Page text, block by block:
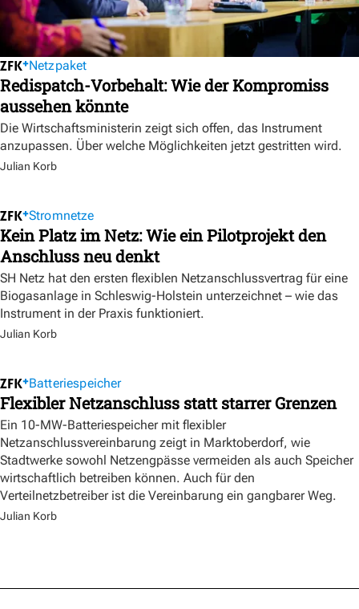
Netzpaket
Redispatch-Vorbehalt: Wie der Kompromiss
aussehen könnte
Die Wirtschaftsministerin zeigt sich offen, das Instrument
anzupassen. Über welche Möglichkeiten jetzt gestritten wird.
Julian Korb
Stromnetze
Kein Platz im Netz: Wie ein Pilotprojekt den
Anschluss neu denkt
SH Netz hat den ersten flexiblen Netzanschlussvertrag für eine
Biogasanlage in Schleswig-Holstein unterzeichnet – wie das
Instrument in der Praxis funktioniert.
Julian Korb
Batteriespeicher
Flexibler Netzanschluss statt starrer Grenzen
Ein 10-MW-Batteriespeicher mit flexibler
Netzanschlussvereinbarung zeigt in Marktoberdorf, wie
Stadtwerke sowohl Netzengpässe vermeiden als auch Speicher
wirtschaftlich betreiben können. Auch für den
Verteilnetzbetreiber ist die Vereinbarung ein gangbarer Weg.
Julian Korb